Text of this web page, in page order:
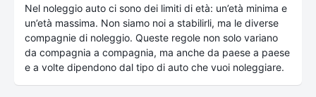
Nel noleggio auto ci sono dei limiti di età: un’età minima e
un’età massima. Non siamo noi a stabilirli, ma le diverse
compagnie di noleggio. Queste regole non solo variano
da compagnia a compagnia, ma anche da paese a paese
e a volte dipendono dal tipo di auto che vuoi noleggiare.